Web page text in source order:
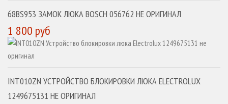
68BS953 ЗАМОК ЛЮКА BOSCH 056762 НЕ ОРИГИНАЛ
1 800 руб
INT010ZN УСТРОЙСТВО БЛОКИРОВКИ ЛЮКА ELECTROLUX
1249675131 НЕ ОРИГИНАЛ